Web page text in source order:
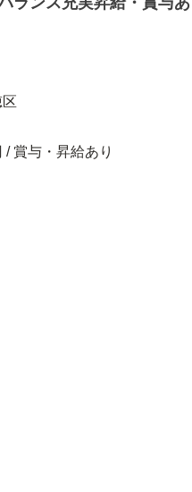
/ 賞与・昇給あり